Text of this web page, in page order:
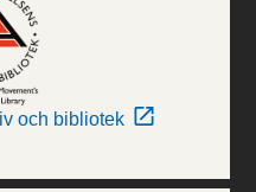
och bibliotek